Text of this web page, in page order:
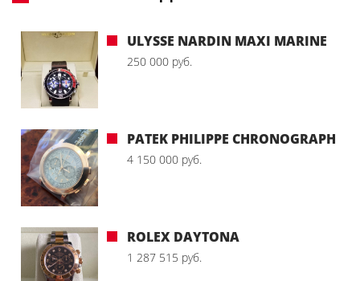
ULYSSE NARDIN MAXI MARINE
250 000 руб.
PATEK PHILIPPE CHRONOGRAPH
4 150 000 руб.
ROLEX DAYTONA
1 287 515 руб.